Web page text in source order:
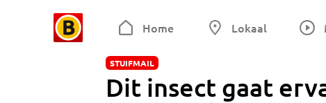
Home Lokaal
STUIFMAIL
Dit insect gaat